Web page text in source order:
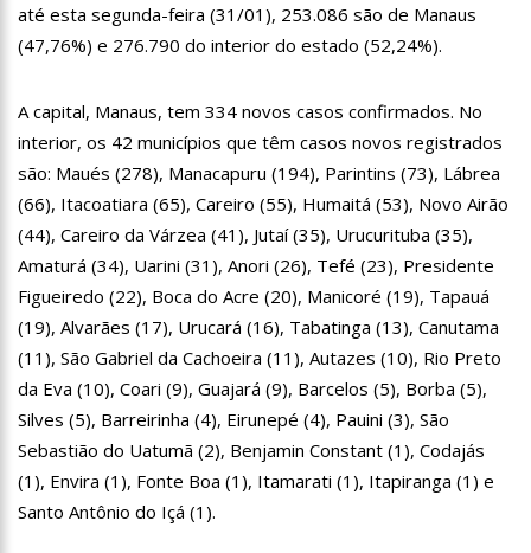
Mãe de Paulo Gustavo revela testamento deixado pelo
humorista
programa
11:35 Prefeitura e Sinetram emitem cartão PassaFácil
gratuitamente em ação itinerante
Com Lei Paulo Gustavo, governo garante R$ 3,8 bilhões para
a cultura
13:32 Governo do Amazonas vai em busca de modelo de parques
ecoindustriais na Coreia do Sul
13:29 Vítima de Daniel Alves larga emprego e desabafa: ‘Raiva e
nojo’
13:24 Mulher é sequestrada, agredida e tem o cabelo raspado por
dívida de droga
Velório de Rita Lee, em São Paulo, será aberto ao público
13:15 Nattan revela problema de saúde e afastamento temporário
dos palcos
13:10 Anaju quase lambe lingua de Tati Zaqui e dá abaixadinha na
até esta segunda-feira (31/01), 253.086 são de Manaus
(47,76%) e 276.790 do interior do estado (52,24%).
A capital, Manaus, tem 334 novos casos confirmados. No
interior, os 42 municípios que têm casos novos registrados
são: Maués (278), Manacapuru (194), Parintins (73), Lábrea
(66), Itacoatiara (65), Careiro (55), Humaitá (53), Novo Airão
(44), Careiro da Várzea (41), Jutaí (35), Urucurituba (35),
Amaturá (34), Uarini (31), Anori (26), Tefé (23), Presidente
Figueiredo (22), Boca do Acre (20), Manicoré (19), Tapauá
(19), Alvarães (17), Urucará (16), Tabatinga (13), Canutama
(11), São Gabriel da Cachoeira (11), Autazes (10), Rio Preto
da Eva (10), Coari (9), Guajará (9), Barcelos (5), Borba (5),
Silves (5), Barreirinha (4), Eirunepé (4), Pauini (3), São
Sebastião do Uatumã (2), Benjamin Constant (1), Codajás
(1), Envira (1), Fonte Boa (1), Itamarati (1), Itapiranga (1) e
Santo Antônio do Içá (1).